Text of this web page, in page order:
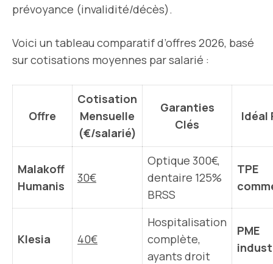
prévoyance (invalidité/décès).
Voici un tableau comparatif d’offres 2026, basé
sur cotisations moyennes par salarié :
Offre
Cotisation
Mensuelle
(€/salarié)
Garanties
Clés
Idéal
Malakoff
Humanis
30€
Optique 300€,
dentaire 125%
BRSS
TPE
Klesia 40€
Hospitalisation
complète,
ayants droit
PME